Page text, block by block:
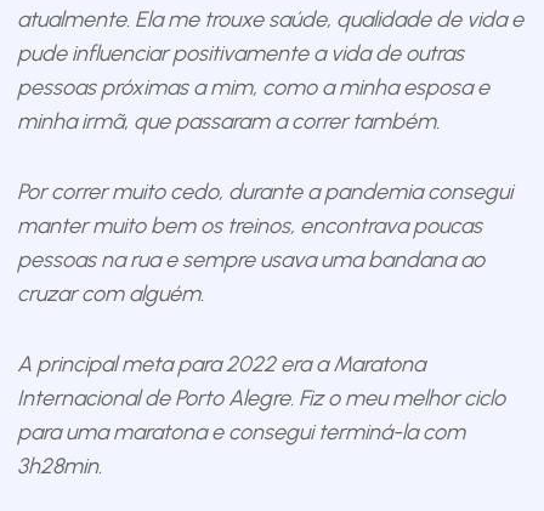
atualmente. Ela me trouxe saúde, qualidade de vida e
pude influenciar positivamente a vida de outras
pessoas próximas a mim, como a minha esposa e
minha irmã, que passaram a correr também.
Por correr muito cedo, durante a pandemia consegui
manter muito bem os treinos, encontrava poucas
pessoas na rua e sempre usava uma bandana ao
cruzar com alguém.
A principal meta para 2022 era a Maratona
Internacional de Porto Alegre. Fiz o meu melhor ciclo
para uma maratona e consegui terminá-la com
3h28min.